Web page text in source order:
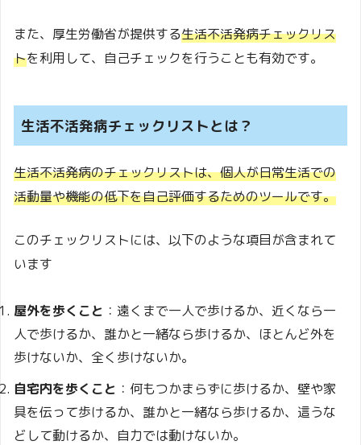
また、厚生労働省が提供する生活不活発病チェックリス
トを利用して、自己チェックを行うことも有効です。
生活不活発病チェックリストとは？
生活不活発病のチェックリストは、個人が日常生活での
活動量や機能の低下を自己評価するためのツールです。
このチェックリストには、以下のような項目が含まれて
います
屋外を歩くこと ：遠くまで一人で歩けるか、近くなら一
人で歩けるか、誰かと一緒なら歩けるか、ほとんど外を
歩けないか、全く歩けないか。
自宅内を歩くこと ：何もつかまらずに歩けるか、壁や家
具を伝って歩けるか、誰かと一緒なら歩けるか、這うな
どして動けるか、自力では動けないか。